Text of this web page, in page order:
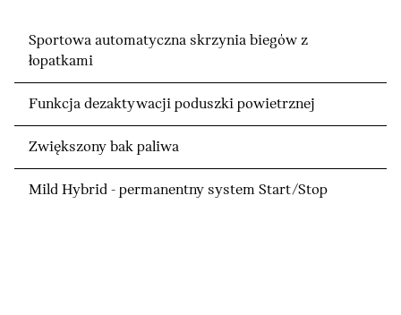
Sportowa automatyczna skrzynia biegów z
łopatkami
Funkcja dezaktywacji poduszki powietrznej
Zwiększony bak paliwa
Mild Hybrid - permanentny system Start/Stop